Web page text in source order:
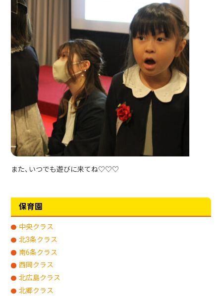
また、いつでも遊びに来てね♡♡♡
保育園
中央クラス
北3条クラス
南6条クラス
西岡クラス
北広島クラス
北郷クラス